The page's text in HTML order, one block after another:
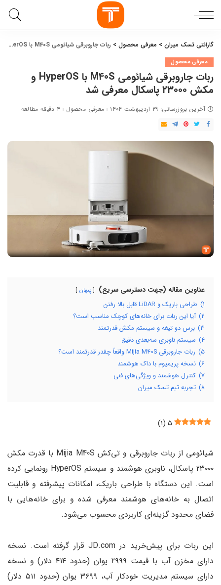
گارانتی تسک میران > معرفی محصول > ربات جاروبرقی شیائومی M40S با HyperOS و مکش ۲۳۰۰۰ پاسکال معرفی شد
معرفی محصول
ربات جاروبرقی شیائومی M40S با HyperOS و
مکش ۲۳۰۰۰ پاسکال معرفی شد
آخرین بروزرسانی: ۲۹ اردیبهشت ۱۴۰۴ معرفی محصول ۴ دقیقه مطالعه
عناوین مقاله (جهت دسترسی سریع) پنهان
۱) طراحی باریک و LiDAR قابل بالا رفتن
۲) آیا این ربات برای خانه‌های کوچک مناسب است؟
۳) برس دو تیغه و سیستم مکش قدرتمند
۴) سیستم ناوبری سه‌بعدی دقیق
۵)
ربات جاروبرقی Mijia M40S واقعاً چقدر قدرتمند است؟
۶) نسخه پریمیوم با داک هوشمند
۷) کنترل هوشمند و ویژگی‌های فنی
۸) تجربه تیم تسک میران
۵ (۱)
شیائومی از ربات جاروبرقی و تی‌کش Mijia M40S با قدرت مکش
۲۳۰۰۰ پاسکال، ناوبری هوشمند و سیستم HyperOS رونمایی کرده
است. این دستگاه با طراحی باریک، امکانات پیشرفته و قابلیت
اتصال به خانه‌های هوشمند معرفی شده و برای خانه‌هایی با
فضای محدود گزینه‌ای کاربردی محسوب می‌شود.
این ربات برای پیش‌خرید در JD.com قرار گرفته است. نسخه
دارای مخزن آب با قیمت ۲۹۹۹ یوان (حدود ۴۱۴ دلار) و نسخه
دارای سیستم مدیریت خودکار آب، ۳۶۹۹ یوان (حدود ۵۱۱ دلار)